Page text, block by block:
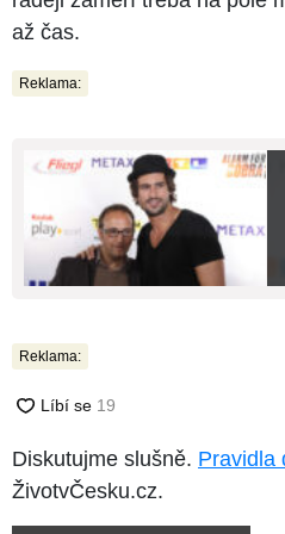
až čas.
Reklama:
Reklama:
Diskutujme slušně. Pravidla
ŽivotvČesku.cz.